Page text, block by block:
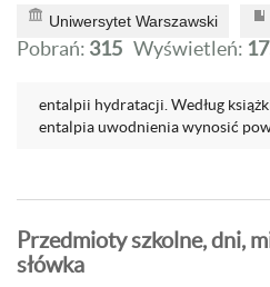
Uniwersytet Warszawski
Pobrań: 315 Wyświetleń:
entalpii hydratacji. Według
entalpia uwodnienia wynosić
Przedmioty szkolne, dni,
słówka